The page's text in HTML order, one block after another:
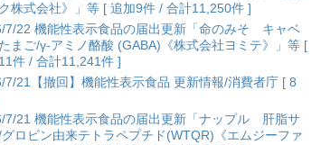
株式会社》」等 [ 追加9件 / 合計11,250件 ]
7/22 機能性表示食品の届出更新「命のみそ キャベ
まご/γ-アミノ酪酸 (GABA)《株式会社ヨミテ》」等 [
件 / 合計11,241件 ]
7/21【撤回】機能性表示食品 更新情報/消費者庁 [ 8
7/21 機能性表示食品の届出更新「ナップル 肝脂サ
ロビン由来テトラペプチド(WTQR)《エムジーファ